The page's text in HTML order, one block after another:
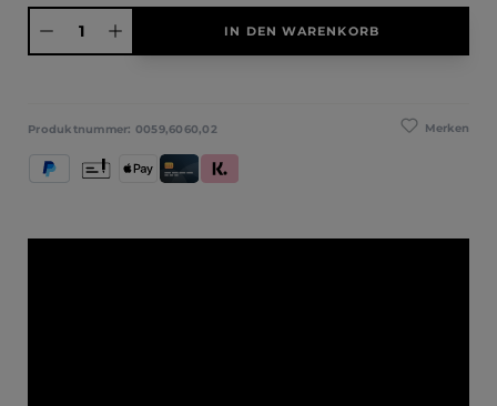
Produkt Anzahl: Gib den gewünschten Wert ein oder benutze die
IN DEN WARENKORB
Merken
Produktnummer: 0059,6060,02
PayPal Apple PayKredit- und Debitkarte
Klarna (Rechnung / Ratenkauf / Sofort)
Vorkasse